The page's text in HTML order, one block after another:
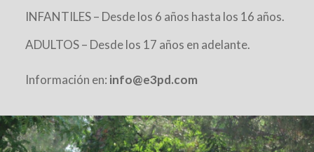
INFANTILES – Desde los 6 años hasta los 16 años.
ADULTOS – Desde los 17 años en adelante.
Información en: info@e3pd.com